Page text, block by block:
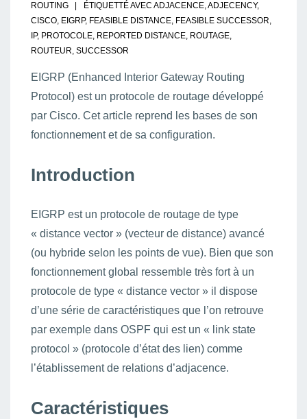
ROUTING
ÉTIQUETTÉ AVEC ADJACENCE,ADJECENCY,
CISCO, EIGRP, FEASIBLE DISTANCE, FEASIBLE SUCCESSOR,
IP, PROTOCOLE, REPORTED DISTANCE, ROUTAGE,
ROUTEUR, SUCCESSOR
EIGRP (Enhanced Interior Gateway Routing
Protocol) est un protocole de routage développé
par Cisco. Cet article reprend les bases de son
fonctionnement et de sa configuration.
Introduction
EIGRP est un protocole de routage de type
« distance vector » (vecteur de distance) avancé
(ou hybride selon les points de vue). Bien que son
fonctionnement global ressemble très fort à un
protocole de type « distance vector » il dispose
d’une série de caractéristiques que l’on retrouve
par exemple dans OSPF qui est un « link state
protocol » (protocole d’état des lien) comme
l’établissement de relations d’adjacence.
Caractéristiques